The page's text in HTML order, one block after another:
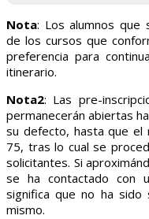
Nota: Los alumnos que
de los cursos que
preferencia para
itinerario.
Nota2: Las pre-
permanecerán abiertas
su defecto, hasta que el
75, tras lo cual se
solicitantes. Si
se ha contactado con
significa que no ha sido
mismo.